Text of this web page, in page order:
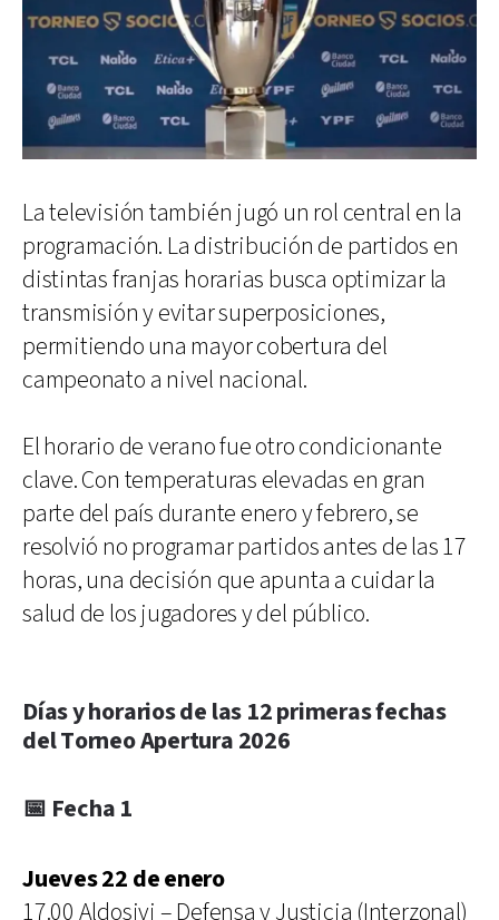
La televisión también jugó un rol central en la
programación. La distribución de partidos en
distintas franjas horarias busca optimizar la
transmisión y evitar superposiciones,
permitiendo una mayor cobertura del
campeonato a nivel nacional.
El horario de verano fue otro condicionante
clave. Con temperaturas elevadas en gran
parte del país durante enero y febrero, se
resolvió no programar partidos antes de las 17
horas, una decisión que apunta a cuidar la
salud de los jugadores y del público.
Días y horarios de las 12 primeras fechas
del Torneo Apertura 2026
📅 Fecha 1
Jueves 22 de enero
17.00 Aldosivi – Defensa y Justicia (Interzonal)